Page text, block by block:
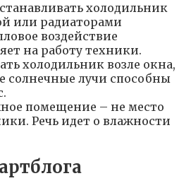
холодильник
или радиаторами
воздействие
на работу техники.
холодильник возле окна,
солнечные лучи способны
помещение – не место
Речь идет о влажности